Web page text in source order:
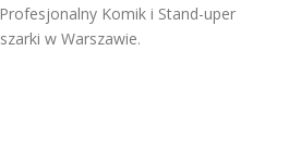
Profesjonalny Komik i Stand-uper
w Warszawie.